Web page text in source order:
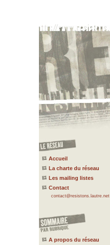
Accueil
La charte du réseau
Les mailing listes
Contact
contact@resistons.lautre.net
A propos du réseau